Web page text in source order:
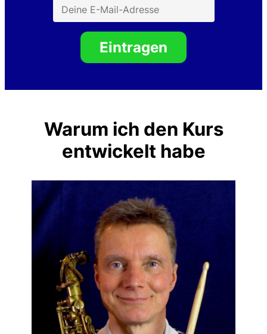
Eintragen
Warum ich den Kurs
entwickelt habe